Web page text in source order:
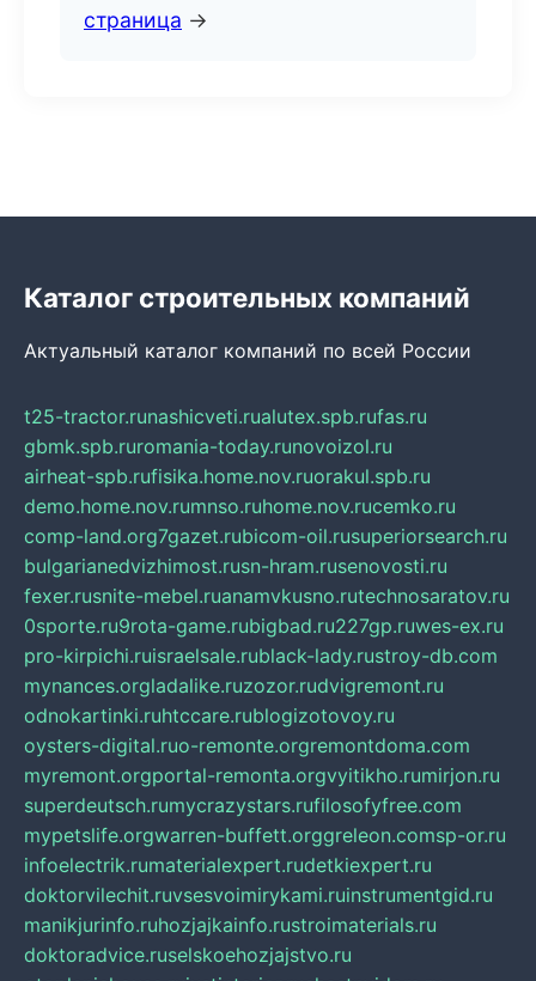
страница →
Каталог строительных компаний
Актуальный каталог компаний по всей России
t25-tractor.runashicveti.rualutex.spb.rufas.ru
gbmk.spb.ruromania-today.runovoizol.ru
airheat-spb.rufisika.home.nov.ruorakul.spb.ru
demo.home.nov.rumnso.ruhome.nov.rucemko.ru
comp-land.org7gazet.rubicom-oil.rusuperiorsearch.ru
bulgarianedvizhimost.rusn-hram.rusenovosti.ru
fexer.rusnite-mebel.ruanamvkusno.rutechnosaratov.ru
0sporte.ru9rota-game.rubigbad.ru227gp.ruwes-ex.ru
pro-kirpichi.ruisraelsale.rublack-lady.rustroy-db.com
mynances.orgladalike.ruzozor.rudvigremont.ru
odnokartinki.ruhtccare.rublogizotovoy.ru
oysters-digital.ruo-remonte.orgremontdoma.com
myremont.orgportal-remonta.orgvyitikho.rumirjon.ru
superdeutsch.rumycrazystars.rufilosofyfree.com
mypetslife.orgwarren-buffett.orggreleon.comsp-or.ru
infoelectrik.rumaterialexpert.rudetkiexpert.ru
doktorvilechit.ruvsesvoimirykami.ruinstrumentgid.ru
manikjurinfo.ruhozjajkainfo.rustroimaterials.ru
doktoradvice.ruselskoehozjajstvo.ru